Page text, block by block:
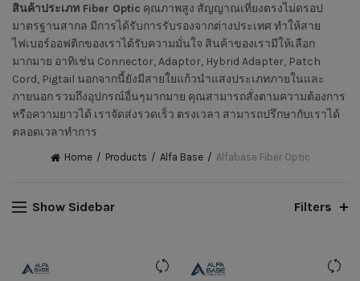
สินค้าประเภท Fiber Optic คุณภาพสูง สัญญาณเที่ยงตรงไม่ดรอป
มาตรฐานสากล มีการได้รับการรับรองจากต่างประเทศ ทำให้สาย
ไฟเบอร์ออฟติกของเราได้รับความมั่นใจ สินค้าของเรามีให้เลือก
มากมาย อาทิเช่น Connector, Adaptor, Hybrid Adapter, Patch
Cord, Pigtail นอกจากนี้ยังมีสายใยแก้วนำแสงประเภทภายในและ
ภายนอก รวมถึงอุปกรณ์อื่นๆมากมาย คุณสามารถสั่งตามความต้องการ
หรือความยาวได้ เราจัดส่งรวดเร็ว ตรงเวลา สามารถปรึกษากับเราได้
ตลอดเวลาทำการ
Home Products Alfa Base Alfabase Fiber Optic
Show Sidebar Filters